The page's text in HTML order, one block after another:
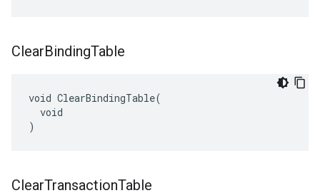
ClearBindingTable
void ClearBindingTable(
  void
)
ClearTransactionTable